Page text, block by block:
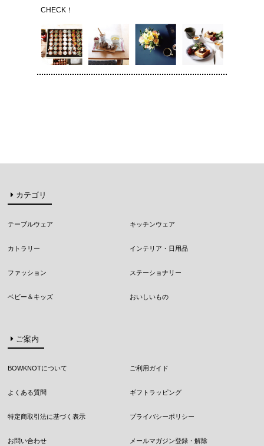
CHECK！
カテゴリ
テーブルウェア キッチンウェア
カトラリー インテリア・日用品
ファッション ステーショナリー
ベビー＆キッズ おいしいもの
ご案内
BOWKNOTについて ご利用ガイド
よくある質問 ギフトラッピング
特定商取引法に基づく表示 プライバシーポリシー
お問い合わせ メールマガジン登録・解除